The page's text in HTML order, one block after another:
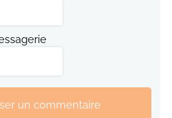
un commentaire